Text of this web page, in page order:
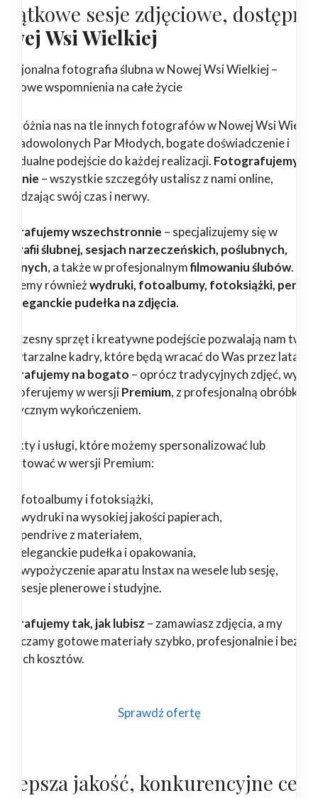
sesje zdjęciowe,
Wsi Wielkiej
fotografia ślubna w Nowej Wsi Wielkiej –
wspomnienia na całe życie
wyróżnia nas na tle innych fotografów w Nowej Wsi
zadowolonych Par Młodych, bogate doświadczenie i
podejście do każdej realizacji. Fotografujemy
– wszystkie szczegóły ustalisz z nami online,
swój czas i nerwy.
wszechstronnie – specjalizujemy się w
ślubnej, sesjach narzeczeńskich, poślubnych,
, a także w profesjonalnymfilmowaniu ślubów.
równieżwydruki, fotoalbumy, fotoksiążki,
eleganckie pudełka na zdjęcia.
sprzęt i kreatywne podejście pozwalają nam
kadry, które będą wracać do Was przez lata.
na bogato – oprócz tradycyjnych zdjęć,
oferujemy w wersjiPremium, z profesjonalną obróbką i
wykończeniem.
i usługi, które możemy spersonalizować lub
w wersji Premium:
fotoalbumy i fotoksiążki,
wydruki na wysokiej jakości papierach,
pendrive z materiałem,
eleganckie pudełka i opakowania,
wypożyczenie aparatu Instax na wesele lub sesję,
sesje plenerowe i studyjne.
tak, jak lubisz – zamawiasz zdjęcia, a my
gotowe materiały szybko, profesjonalnie i bez
kosztów.
Sprawdź ofertę
jakość, konkurencyjne ceny